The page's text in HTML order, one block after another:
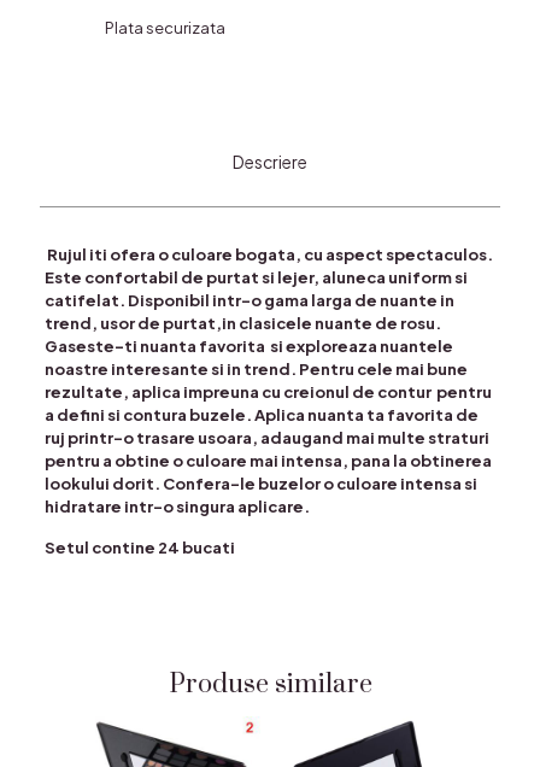
Plata securizata
Descriere
Rujul iti ofera o culoare bogata, cu aspect spectaculos.
Este confortabil de purtat si lejer, aluneca uniform si
catifelat. Disponibil intr-o gama larga de nuante in
trend, usor de purtat,in clasicele nuante de rosu.
Gaseste-ti nuanta favorita si exploreaza nuantele
noastre interesante si in trend. Pentru cele mai bune
rezultate, aplica impreuna cu creionul de contur pentru
a defini si contura buzele. Aplica nuanta ta favorita de
ruj printr-o trasare usoara, adaugand mai multe straturi
pentru a obtine o culoare mai intensa, pana la obtinerea
lookului dorit. Confera-le buzelor o culoare intensa si
hidratare intr-o singura aplicare.
Setul contine 24 bucati
Produse similare